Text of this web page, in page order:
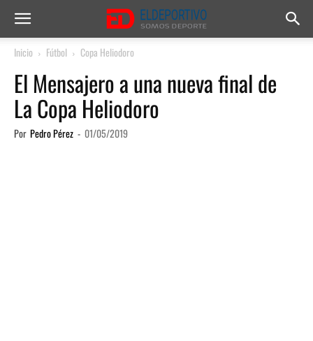
Inicio Fútbol Copa Heliodoro
El Mensajero a una nueva final de
La Copa Heliodoro
Por Pedro Pérez - 01/05/2019